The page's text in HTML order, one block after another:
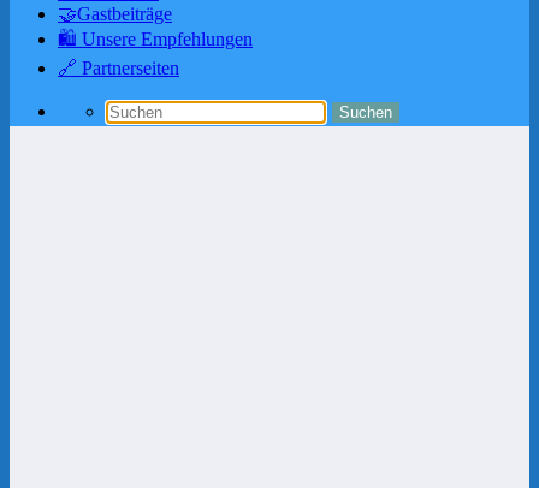
🤝Gastbeiträge
🛍️ Unsere Empfehlungen
🔗 Partnerseiten